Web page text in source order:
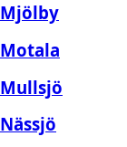
Mjölby
Motala
Mullsjö
Nässjö